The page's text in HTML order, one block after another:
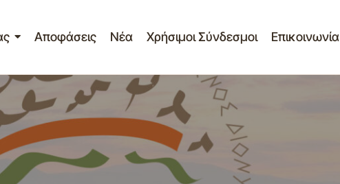
Αποφάσεις Νέα Χρήσιμοι Σύνδεσμοι Επικοινωνία
13η /19-11-2018 της Επιτροπής Ποιότητας Ζωής Δήμου